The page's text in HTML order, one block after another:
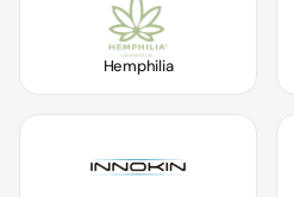
Hemphilia